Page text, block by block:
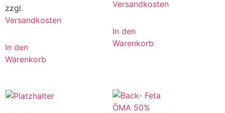
zzgl.
Versandkosten
In den
Warenkorb
Versandkosten
In den
Warenkorb